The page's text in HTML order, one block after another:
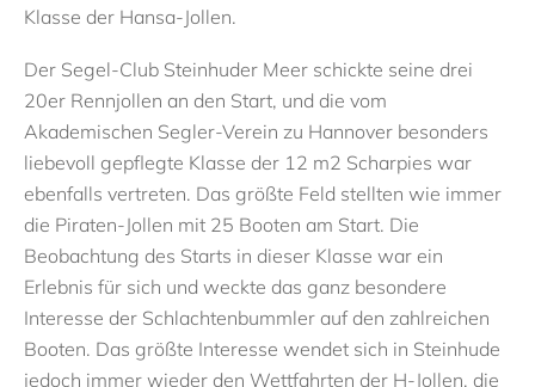
Klasse der Hansa-Jollen.
Der Segel-Club Steinhuder Meer schickte seine drei
20er Rennjollen an den Start, und die vom
Akademischen Segler-Verein zu Hannover besonders
liebevoll gepflegte Klasse der 12 m2 Scharpies war
ebenfalls vertreten. Das größte Feld stellten wie immer
die Piraten-Jollen mit 25 Booten am Start. Die
Beobachtung des Starts in dieser Klasse war ein
Erlebnis für sich und weckte das ganz besondere
Interesse der Schlachtenbummler auf den zahlreichen
Booten. Das größte Interesse wendet sich in Steinhude
jedoch immer wieder den Wettfahrten der H-Jollen, die